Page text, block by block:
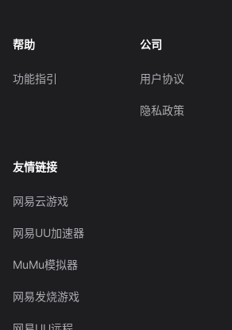
帮助
功能指引
公司
用户协议
隐私政策
友情链接
网易云游戏
网易UU加速器
MuMu模拟器
网易发烧游戏